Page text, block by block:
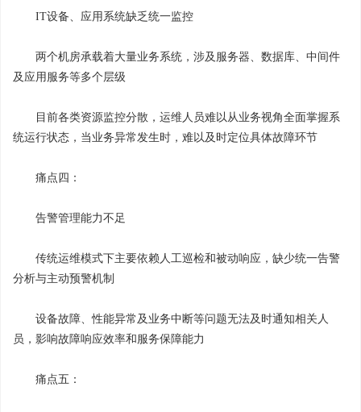
IT设备、应用系统缺乏统一监控
两个机房承载着大量业务系统，涉及服务器、数据库、中间件
及应用服务等多个层级
目前各类资源监控分散，运维人员难以从业务视角全面掌握系
统运行状态，当业务异常发生时，难以及时定位具体故障环节
痛点四：
告警管理能力不足
传统运维模式下主要依赖人工巡检和被动响应，缺少统一告警
分析与主动预警机制
设备故障、性能异常及业务中断等问题无法及时通知相关人
员，影响故障响应效率和服务保障能力
痛点五：